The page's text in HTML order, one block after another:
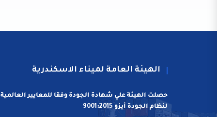
الهيئة العامة لميناء الاسكندرية
حصلت الهيئة علي شهادة الجودة وفقا للمعايير العالمية
لنظام الجودة أيزو 9001:2015